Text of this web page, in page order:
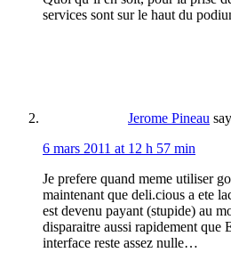
services sont sur le haut du
Jerome Pineau
6 mars 2011 at 12 h 57 min
Je prefere quand meme utiliser
maintenant que deli.cious a ete
est devenu payant (stupide) au
disparaitre aussi rapidement que
interface reste assez nulle…